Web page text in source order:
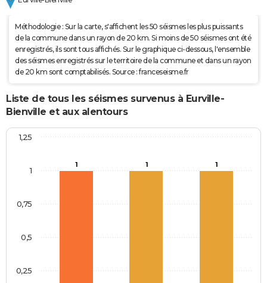
Méthodologie : Sur la carte, s'affichent les 50 séismes les plus puissants
de la commune dans un rayon de 20 km. Si moins de 50 séismes ont été
enregistrés, ils sont tous affichés. Sur le graphique ci-dessous, l'ensemble
des séismes enregistrés sur le territoire de la commune et dans un rayon
de 20 km sont comptabilisés. Source : franceseisme.fr
Liste de tous les séismes survenus à Eurville-
Bienville et aux alentours
1 1 1
0,25
0,5
0,75
1
1,25